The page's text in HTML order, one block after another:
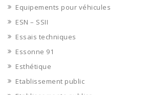
Equipements pour véhicules
ESN – SSII
Essais techniques
Essonne 91
Esthétique
Etablissement public